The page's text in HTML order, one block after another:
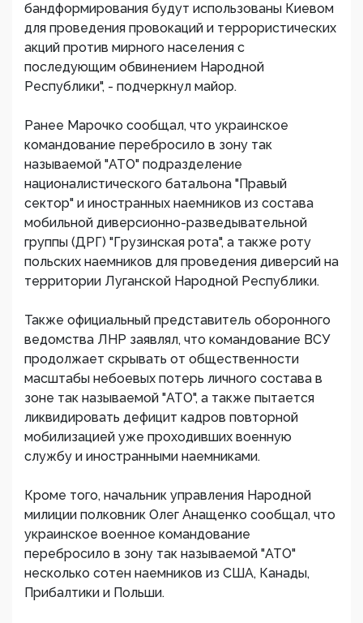
бандформирования будут использованы Киевом
для проведения провокаций и террористических
акций против мирного населения с
последующим обвинением Народной
Республики", - подчеркнул майор.
Ранее Марочко сообщал, что украинское
командование перебросило в зону так
называемой "АТО" подразделение
националистического батальона "Правый
сектор" и иностранных наемников из состава
мобильной диверсионно-разведывательной
группы (ДРГ) "Грузинская рота", а также роту
польских наемников для проведения диверсий на
территории Луганской Народной Республики.
Также официальный представитель оборонного
ведомства ЛНР заявлял, что командование ВСУ
продолжает скрывать от общественности
масштабы небоевых потерь личного состава в
зоне так называемой "АТО", а также пытается
ликвидировать дефицит кадров повторной
мобилизацией уже проходивших военную
службу и иностранными наемниками.
Кроме того, начальник управления Народной
милиции полковник Олег Анащенко сообщал, что
украинское военное командование
перебросило в зону так называемой "АТО"
несколько сотен наемников из США, Канады,
Прибалтики и Польши.